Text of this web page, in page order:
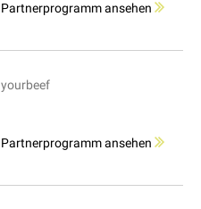
Partnerprogramm ansehen
yourbeef
Partnerprogramm ansehen